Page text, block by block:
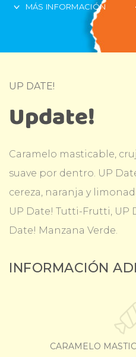
MÁS INFORMACIÓN
UP DATE!
Update!
Caramelo masticable,
suave por dentro. UP
cereza, naranja y
UP Date! Tutti-Frutti, UP
Date! Manzana Verde.
INFORMACIÓN
CARAMELO